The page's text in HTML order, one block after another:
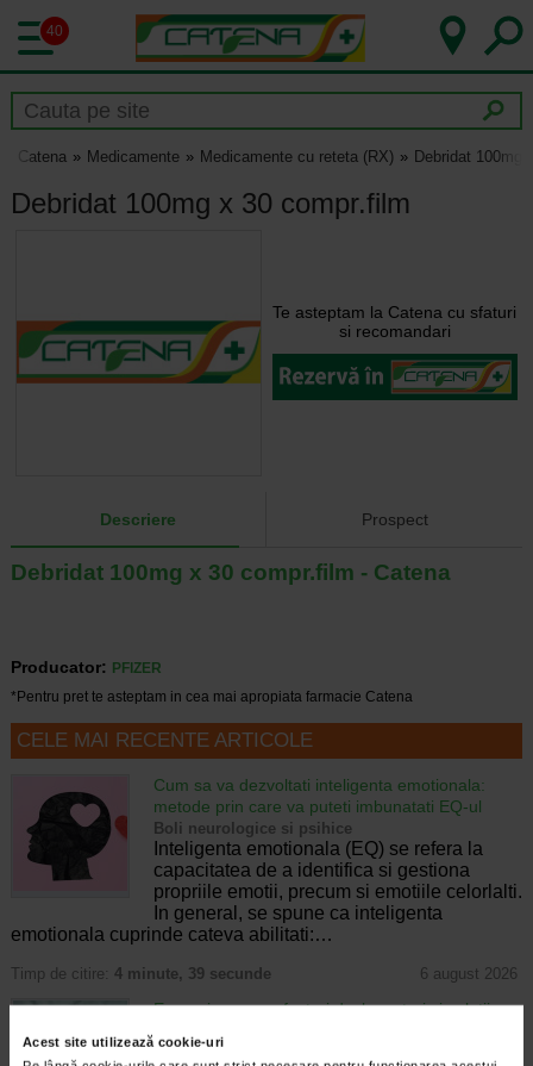
Acest site utilizează cookie-uri
40
Catena Medicamente Medicamente cu reteta (RX) Debridat 100mg
Debridat 100mg x 30 compr.film
Te asteptam la Catena cu sfaturi
si recomandari
Descriere Prospect
Debridat 100mg x 30 compr.film - Catena
Producator:
PFIZER
*Pentru pret te asteptam in cea mai apropiata farmacie Catena
CELE MAI RECENTE ARTICOLE
Cum sa va dezvoltati inteligenta emotionala:
metode prin care va puteti imbunatati EQ-ul
Boli neurologice si psihice
Inteligenta emotionala (EQ) se refera la
capacitatea de a identifica si gestiona
propriile emotii, precum si emotiile celorlalti.
In general, se spune ca inteligenta
emotionala cuprinde cateva abilitati:…
Timp de citire: 4 minute, 39 secunde 6 august 2026
Enurezis: cauze, factori declansatori si solutii
Enurezisul este termenul medical pentru